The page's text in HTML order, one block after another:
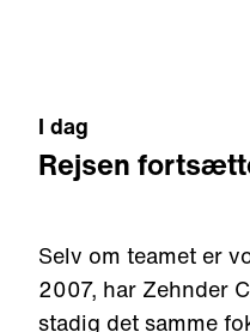
I dag
Rejsen
Selv om teamet er
2007, har Zehnder
stadig det samme